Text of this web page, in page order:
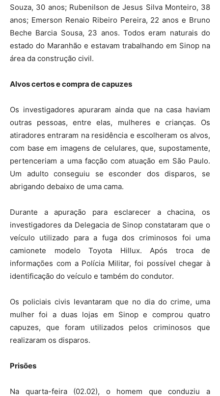
Souza, 30 anos; Rubenilson de Jesus Silva Monteiro, 38
anos; Emerson Renaio Ribeiro Pereira, 22 anos e Bruno
Beche Barcia Sousa, 23 anos. Todos eram naturais do
estado do Maranhão e estavam trabalhando em Sinop na
área da construção civil.
Alvos certos e compra de capuzes
Os investigadores apuraram ainda que na casa haviam
outras pessoas, entre elas, mulheres e crianças. Os
atiradores entraram na residência e escolheram os alvos,
com base em imagens de celulares, que, supostamente,
pertenceriam a uma facção com atuação em São Paulo.
Um adulto conseguiu se esconder dos disparos, se
abrigando debaixo de uma cama.
Durante a apuração para esclarecer a chacina, os
investigadores da Delegacia de Sinop constataram que o
veículo utilizado para a fuga dos criminosos foi uma
camionete modelo Toyota Hillux. Após troca de
informações com a Polícia Militar, foi possível chegar à
identificação do veículo e também do condutor.
Os policiais civis levantaram que no dia do crime, uma
mulher foi a duas lojas em Sinop e comprou quatro
capuzes, que foram utilizados pelos criminosos que
realizaram os disparos.
Prisões
Na quarta-feira (02.02), o homem que conduziu a